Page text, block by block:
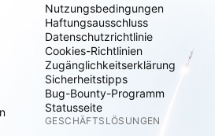
Nutzungsbedingungen
Haftungsausschluss
Datenschutzrichtlinie
Cookies-Richtlinien
Zugänglichkeitserklärung
Sicherheitstipps
Bug-Bounty-Programm
Statusseite
GESCHÄFTSLÖSUNGEN